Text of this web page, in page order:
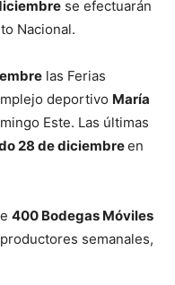
se efectuarán
Nacional.
las Ferias
deportivo María
Este. Las últimas
28 de diciembreen
400 Bodegas Móviles
semanales,